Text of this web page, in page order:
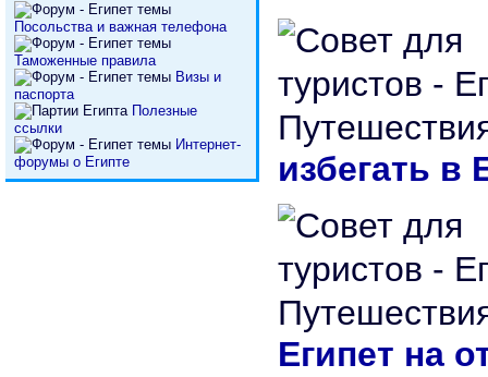
Посольства и важная телефона
Таможенные правила
Визы и
паспорта
Полезные
ссылки
Интернет-
форумы о Египте
избегать в
Египет на